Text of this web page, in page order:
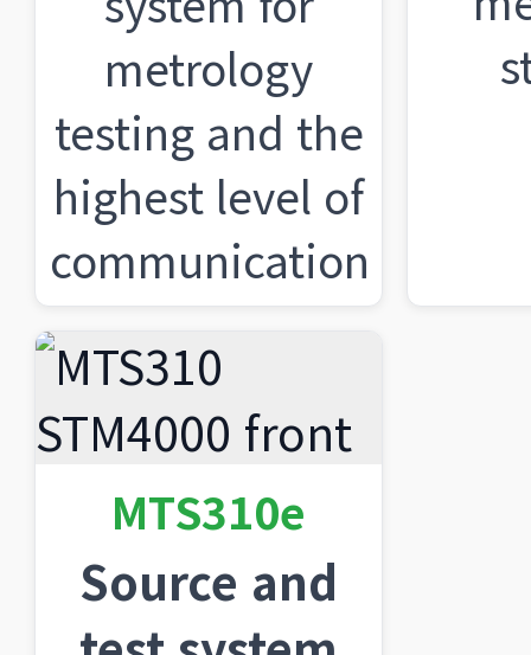
metrology
testing and the
highest level of
communication
MTS310e
Source and